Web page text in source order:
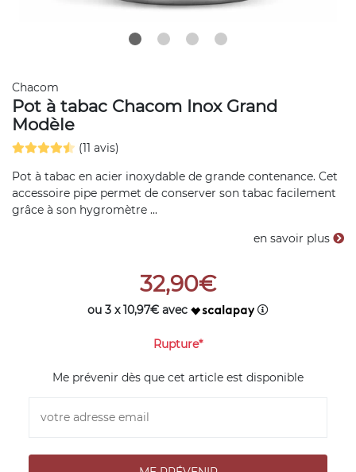
Chacom
Pot à tabac Chacom Inox Grand
Modèle
(11 avis)
Pot à tabac en acier inoxydable de grande contenance. Cet
accessoire pipe permet de conserver son tabac facilement
grâce à son hygromètre ...
en savoir plus
32,90€
ou 3 x 10,97€ avec
Rupture*
Me prévenir dès que cet article est disponible